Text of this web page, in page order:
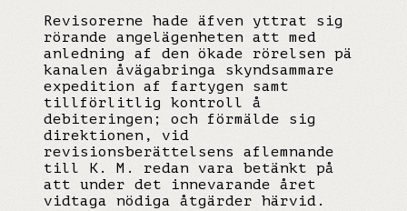
Revisorerne hade äfven yttrat sig
rörande angelägenheten att med
anledning af den ökade rörelsen pä
kanalen åvägabringa skyndsammare
expedition af fartygen samt
tillförlitlig kontroll å
debiteringen; och förmälde sig
direktionen, vid
revisionsberättelsens aflemnande
till K. M. redan vara betänkt på
att under det innevarande året
vidtaga nödiga åtgärder härvid.